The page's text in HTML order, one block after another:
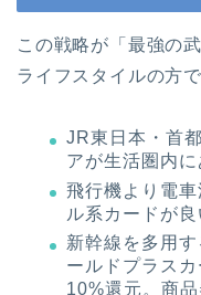
この戦略が「最強の
ライフスタイルの方で
JR東日本・首
アが生活圏内に
飛行機より電
ル系カードが良
新幹線を多用
ールドプラス
10%還元。商